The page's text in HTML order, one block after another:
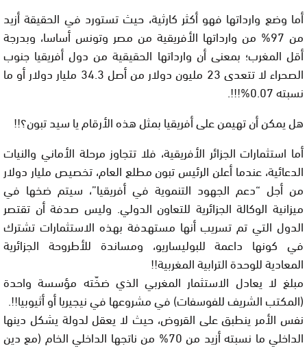
أما وضع وارداتها فهو أكثر كارثية، حيث تستورد في الحقيقة أزيد
من 97% من وارداتها الأفريقية من مصر وتونس أساسا، وبدرجة
أقل المغرب؛ بمعنى أن وارداتها الحقيقية من دول أفريقيا جنوب
الصحراء لا تتعدى 23 مليون دولار من أصل 34.3 مليار دولار أو ما
نسبته 0.07%!!!.
هل يمكن أن تهيمن على أفريقيا بمثل هذه الأرقام يا سيد تبون؟!!
أما استثمارات الجزائر الأفريقية، فلا تتجاوز مرحلة الأماني والنيات
الدعائية، عندما أعلن الرئيس تبون مطلع العام، تخصيص مليار دولار
من أجل “دعم الجهود التنموية في أفريقيا”، سيتم ضخها في
ميزانية الوكالة الجزائرية للتعاون الدولي. وليس صدفة أن تقتصر
الدول التي تم تسريب أنها مستهدفة بهذه الاستثمارات تشترك
في كونها داعمة للبوليساريو، ومساندة للأطروحة الجزائرية
المعادية للوحدة الترابية المغربية!!
مبلغ لا يعادل الاستثمار المغربي الذي ضخّته مؤسسة واحدة
(المكتب الشريف للفوسفات) في مشروعها في نيجيريا أو أثيوبيا!!.
نفس الأمر ينطبق على القروض، حيث لا يعقل لدولة يشكل دينها
الداخلي ما نسبته أزيد من 70% من ناتجها الداخلي الخام (مع دين